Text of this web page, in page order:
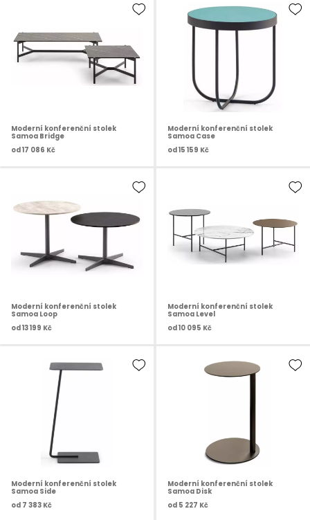
Moderní konferenční stolek
Samoa Bridge
od17 086 Kč
Moderní konferenční stolek
Samoa Case
od15 159 Kč
Moderní konferenční stolek
Samoa Loop
od13 199 Kč
Moderní konferenční stolek
Samoa Level
od10 095 Kč
Moderní konferenční stolek
Samoa Side
od 7 383 Kč
Moderní konferenční stolek
Samoa Disk
od 5 227 Kč